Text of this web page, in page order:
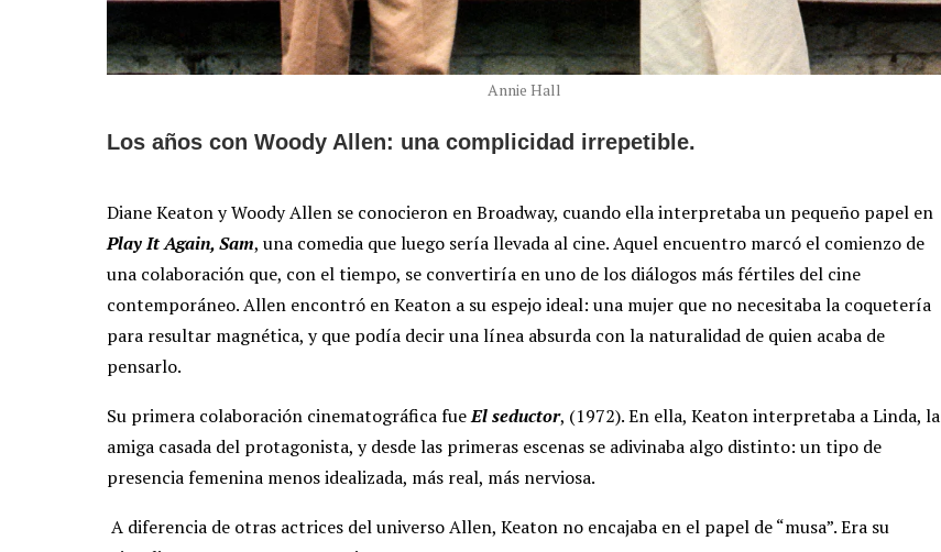
Annie Hall
Los años con Woody Allen: una complicidad irrepetible.
Diane Keaton y Woody Allen se conocieron en Broadway, cuando ella interpretaba un pequeño papel en
Play It Again, Sam, una comedia que luego sería llevada al cine. Aquel encuentro marcó el comienzo de
una colaboración que, con el tiempo, se convertiría en uno de los diálogos más fértiles del cine
contemporáneo. Allen encontró en Keaton a su espejo ideal: una mujer que no necesitaba la coquetería
para resultar magnética, y que podía decir una línea absurda con la naturalidad de quien acaba de
pensarlo.
Su primera colaboración cinematográfica fueEl seductor, (1972). En ella, Keaton interpretaba a Linda, la
amiga casada del protagonista, y desde las primeras escenas se adivinaba algo distinto: un tipo de
presencia femenina menos idealizada, más real, más nerviosa.
A diferencia de otras actrices del universo Allen, Keaton no encajaba en el papel de “musa”. Era su